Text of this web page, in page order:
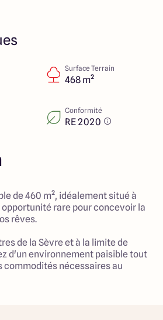
4.7
Surface Terrain
468 m²
Conformité
RE 2020
de 460 m², idéalement situé à
opportunité rare pour concevoir la
rêves.
de la Sèvre et à la limite de
d'un environnement paisible tout
commodités nécessaires au
secteur urbain facilite l'accès aux
et aux transports en commun,